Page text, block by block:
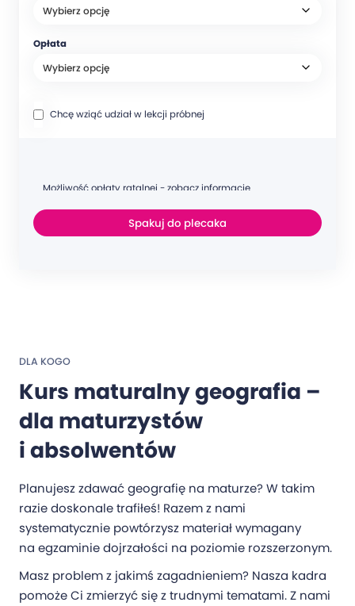
Opłata
Chcę wziąć udział w lekcji próbnej
Możliwość opłaty ratalnej - zobacz informacje
Spakuj do plecaka
DLA KOGO
Kurs maturalny geografia –
dla maturzystów
i absolwentów
Planujesz zdawać geografię na maturze? W takim
razie doskonale trafiłeś! Razem z nami
systematycznie powtórzysz materiał wymagany
na egzaminie dojrzałości na poziomie rozszerzonym.
Masz problem z jakimś zagadnieniem? Nasza kadra
pomoże Ci zmierzyć się z trudnymi tematami. Z nami